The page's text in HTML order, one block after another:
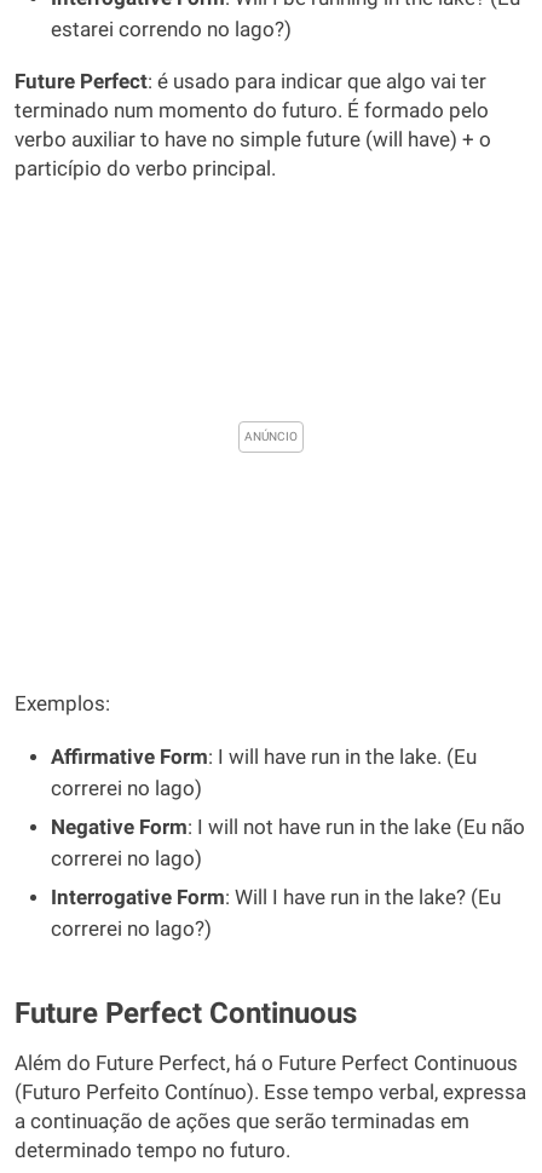
estarei correndo no lago?)
Future Perfect: é usado para indicar que algo vai ter
terminado num momento do futuro. É formado pelo
verbo auxiliar to have no simple future (will have) + o
particípio do verbo principal.
Exemplos:
Affirmative Form: I will have run in the lake. (Eu
correrei no lago)
Negative Form: I will not have run in the lake (Eu não
correrei no lago)
Interrogative Form: Will I have run in the lake? (Eu
correrei no lago?)
Future Perfect Continuous
Além do Future Perfect, há o Future Perfect Continuous
(Futuro Perfeito Contínuo). Esse tempo verbal, expressa
a continuação de ações que serão terminadas em
determinado tempo no futuro.